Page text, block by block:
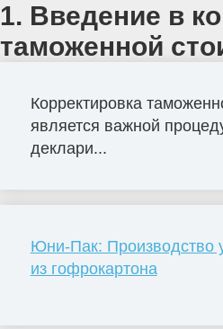
1. Введение в
таможенной
Корректировка
является важной
деклари...
Юни-Пак: Производство
из гофрокартона